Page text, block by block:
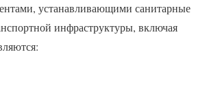
устанавливающими санитарные
инфраструктуры, включая